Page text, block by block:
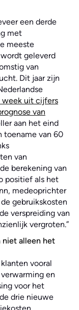
een derde
met
meeste
geleverd
van
Dit jaar zijn
week uit cijfers
van
aan het eind
toename van 60
van
berekening van
positief als het
medeoprichter
gebruikskosten
verspreiding van
vergroten.”
niet alleen het
vooral
en
voor het
drie nieuwe